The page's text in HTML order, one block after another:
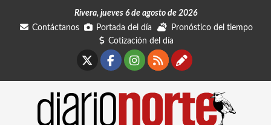
Rivera, jueves 6 de agosto de 2026
Contáctanos
Portada del día
Pronóstico del tiempo
Cotización del día
Facebook
Instagram
RSSContáctanos